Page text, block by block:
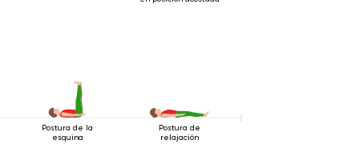
Postura de la
esquina
Postura de
relajación